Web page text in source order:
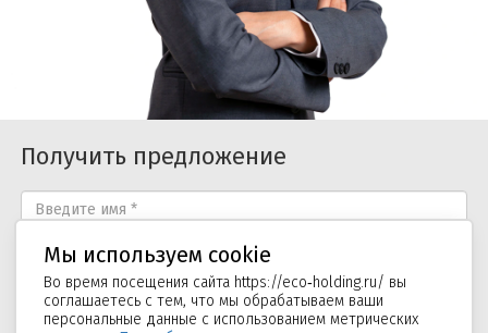
Получить предложение
Мы используем cookie
Во время посещения сайта https://eco‑holding.ru/ вы
соглашаетесь с тем, что мы обрабатываем ваши
персональные данные с использованием метрических